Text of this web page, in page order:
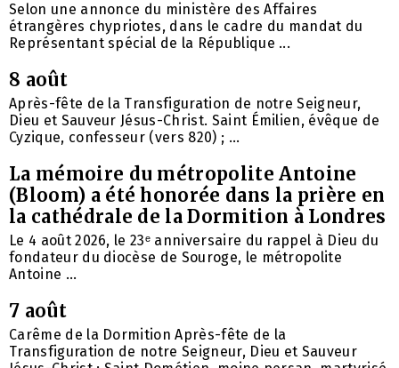
Selon une annonce du ministère des Affaires
étrangères chypriotes, dans le cadre du mandat du
Représentant spécial de la République ...
8 août
Après-fête de la Transfiguration de notre Seigneur,
Dieu et Sauveur Jésus-Christ. Saint Émilien, évêque de
Cyzique, confesseur (vers 820) ; ...
La mémoire du métropolite Antoine
(Bloom) a été honorée dans la prière en
la cathédrale de la Dormition à Londres
Le 4 août 2026, le 23ᵉ anniversaire du rappel à Dieu du
fondateur du diocèse de Souroge, le métropolite
Antoine ...
7 août
Carême de la Dormition Après-fête de la
Transfiguration de notre Seigneur, Dieu et Sauveur